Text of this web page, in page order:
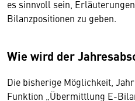
es sinnvoll sein,
Bilanzpositionen zu geben.
Wie wird der
Die bisherige Möglichkeit,
Funktion „Übermittlung E-